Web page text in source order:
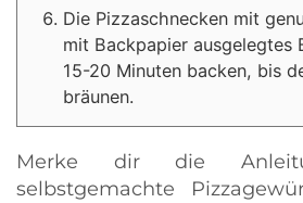
Die Pizzaschnecken mit
mit Backpapier ausgelegtes
15-20 Minuten backen, bis
bräunen.
Merke dir die
selbstgemachte